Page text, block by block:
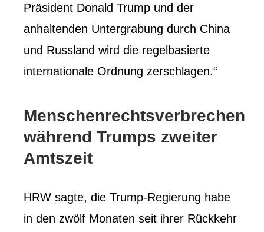
Präsident Donald Trump und der
anhaltenden Untergrabung durch China
und Russland wird die regelbasierte
internationale Ordnung zerschlagen.“
Menschenrechtsverbrechen
während Trumps zweiter
Amtszeit
HRW sagte, die Trump-Regierung habe
in den zwölf Monaten seit ihrer Rückkehr